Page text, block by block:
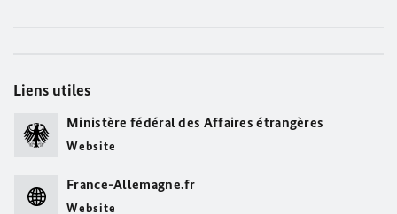
Liens utiles
Ministère fédéral des Affaires étrangères
Website
France-Allemagne.fr
Website